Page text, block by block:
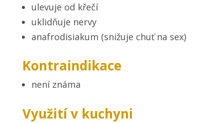
ulevuje od křečí
uklidňuje nervy
anafrodisiakum (snižuje chuť na sex)
Kontraindikace
není známa
Využití v kuchyni